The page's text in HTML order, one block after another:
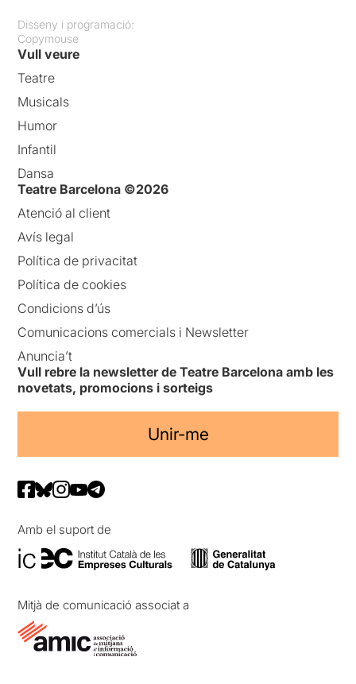
Disseny i programació:
Copymouse
Vull veure
Teatre
Musicals
Humor
Infantil
Dansa
Teatre Barcelona ©2026
Atenció al client
Avís legal
Política de privacitat
Política de cookies
Condicions d’ús
Comunicacions comercials i Newsletter
Anuncia’t
Vull rebre la newsletter de Teatre Barcelona amb les
novetats, promocions i sorteigs
Unir-me
Amb el suport de
Mitjà de comunicació associat a